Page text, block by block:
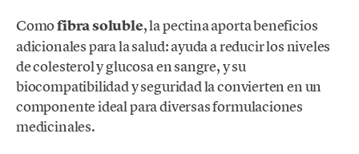
Comofibra soluble, la pectina aporta beneficios
adicionales para la salud: ayuda a reducir los niveles
de colesterol y glucosa en sangre, y su
biocompatibilidad y seguridad la convierten en un
componente ideal para diversas formulaciones
medicinales.